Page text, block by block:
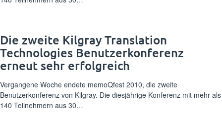
Die zweite Kilgray Translation
Technologies Benutzerkonferenz
erneut sehr erfolgreich
Vergangene Woche endete memoQfest 2010, die zweite
Benutzerkonferenz von Kilgray. Die diesjährige Konferenz mit mehr als
140 Teilnehmern aus 30…